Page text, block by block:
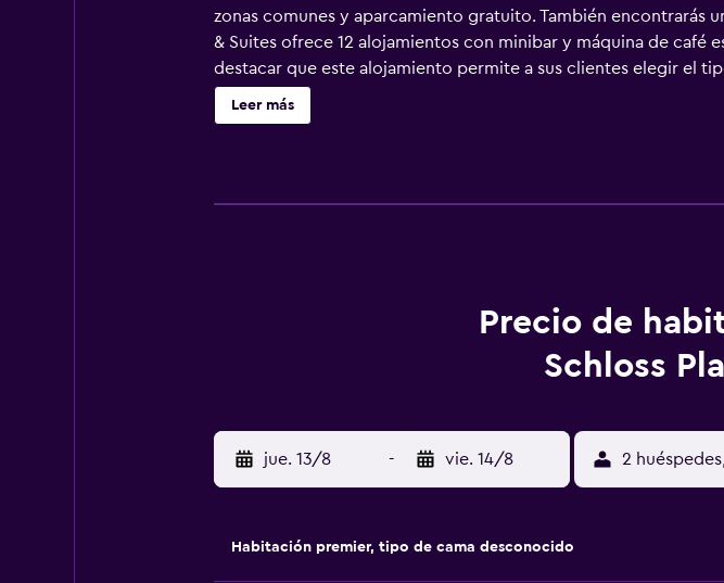
zonas comunes y aparcamiento gratuito. También encontrarás
& Suites ofrece 12 alojamientos con minibar y máquina de café
destacar que este alojamiento permite a sus clientes elegir el
con canales por satélite. Los baños están dotados de
pueden navegar por la web gracias a nuestro acceso a Internet
Leer más
Precio de
Schloss
jue. 13/8 - vie. 14/8 2
Habitación premier, tipo de cama desconocido